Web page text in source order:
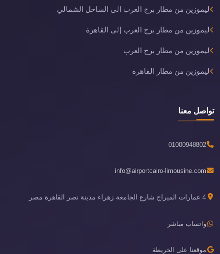
ليموزين من مطار برج العرب الى الساحل الشمالي
ليموزين من مطار برج العرب إلى القاهرة
ليموزين من مطار برج العرب
ليموزين من مطار القاهرة
تواصل معنا
01000948802
info@airportcairo-limousine.com
4 عمارات الميراج شارع الجامعة زهراء مدينة نصر القاهرة مصر
واتساب مباشر
موقعنا على الخريطة